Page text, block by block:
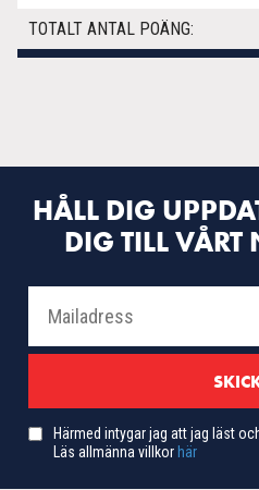
TOTALT ANTAL POÄNG:
HÅLL DIG
DIG TILL VÅRT
Härmed intygar jag att jag läst
Läs allmänna villkor här